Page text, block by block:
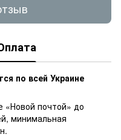
по всей Украине
«Новой почтой» до
минимальная